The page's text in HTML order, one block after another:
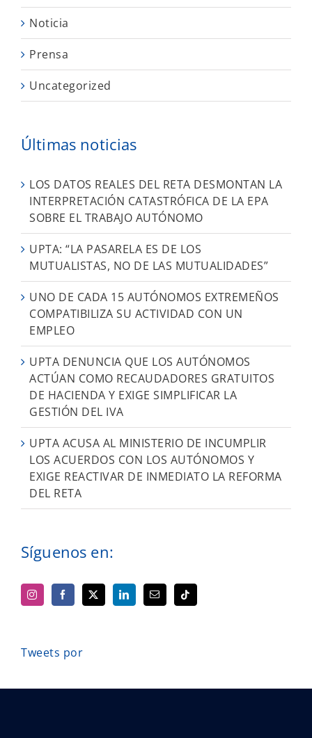
Noticia
Prensa
Uncategorized
Últimas noticias
LOS DATOS REALES DEL RETA DESMONTAN LA
INTERPRETACIÓN CATASTRÓFICA DE LA EPA
SOBRE EL TRABAJO AUTÓNOMO
UPTA: “LA PASARELA ES DE LOS
MUTUALISTAS, NO DE LAS MUTUALIDADES”
UNO DE CADA 15 AUTÓNOMOS EXTREMEÑOS
COMPATIBILIZA SU ACTIVIDAD CON UN
EMPLEO
UPTA DENUNCIA QUE LOS AUTÓNOMOS
ACTÚAN COMO RECAUDADORES GRATUITOS
DE HACIENDA Y EXIGE SIMPLIFICAR LA
GESTIÓN DEL IVA
UPTA ACUSA AL MINISTERIO DE INCUMPLIR
LOS ACUERDOS CON LOS AUTÓNOMOS Y
EXIGE REACTIVAR DE INMEDIATO LA REFORMA
DEL RETA
Síguenos en:
Tweets por